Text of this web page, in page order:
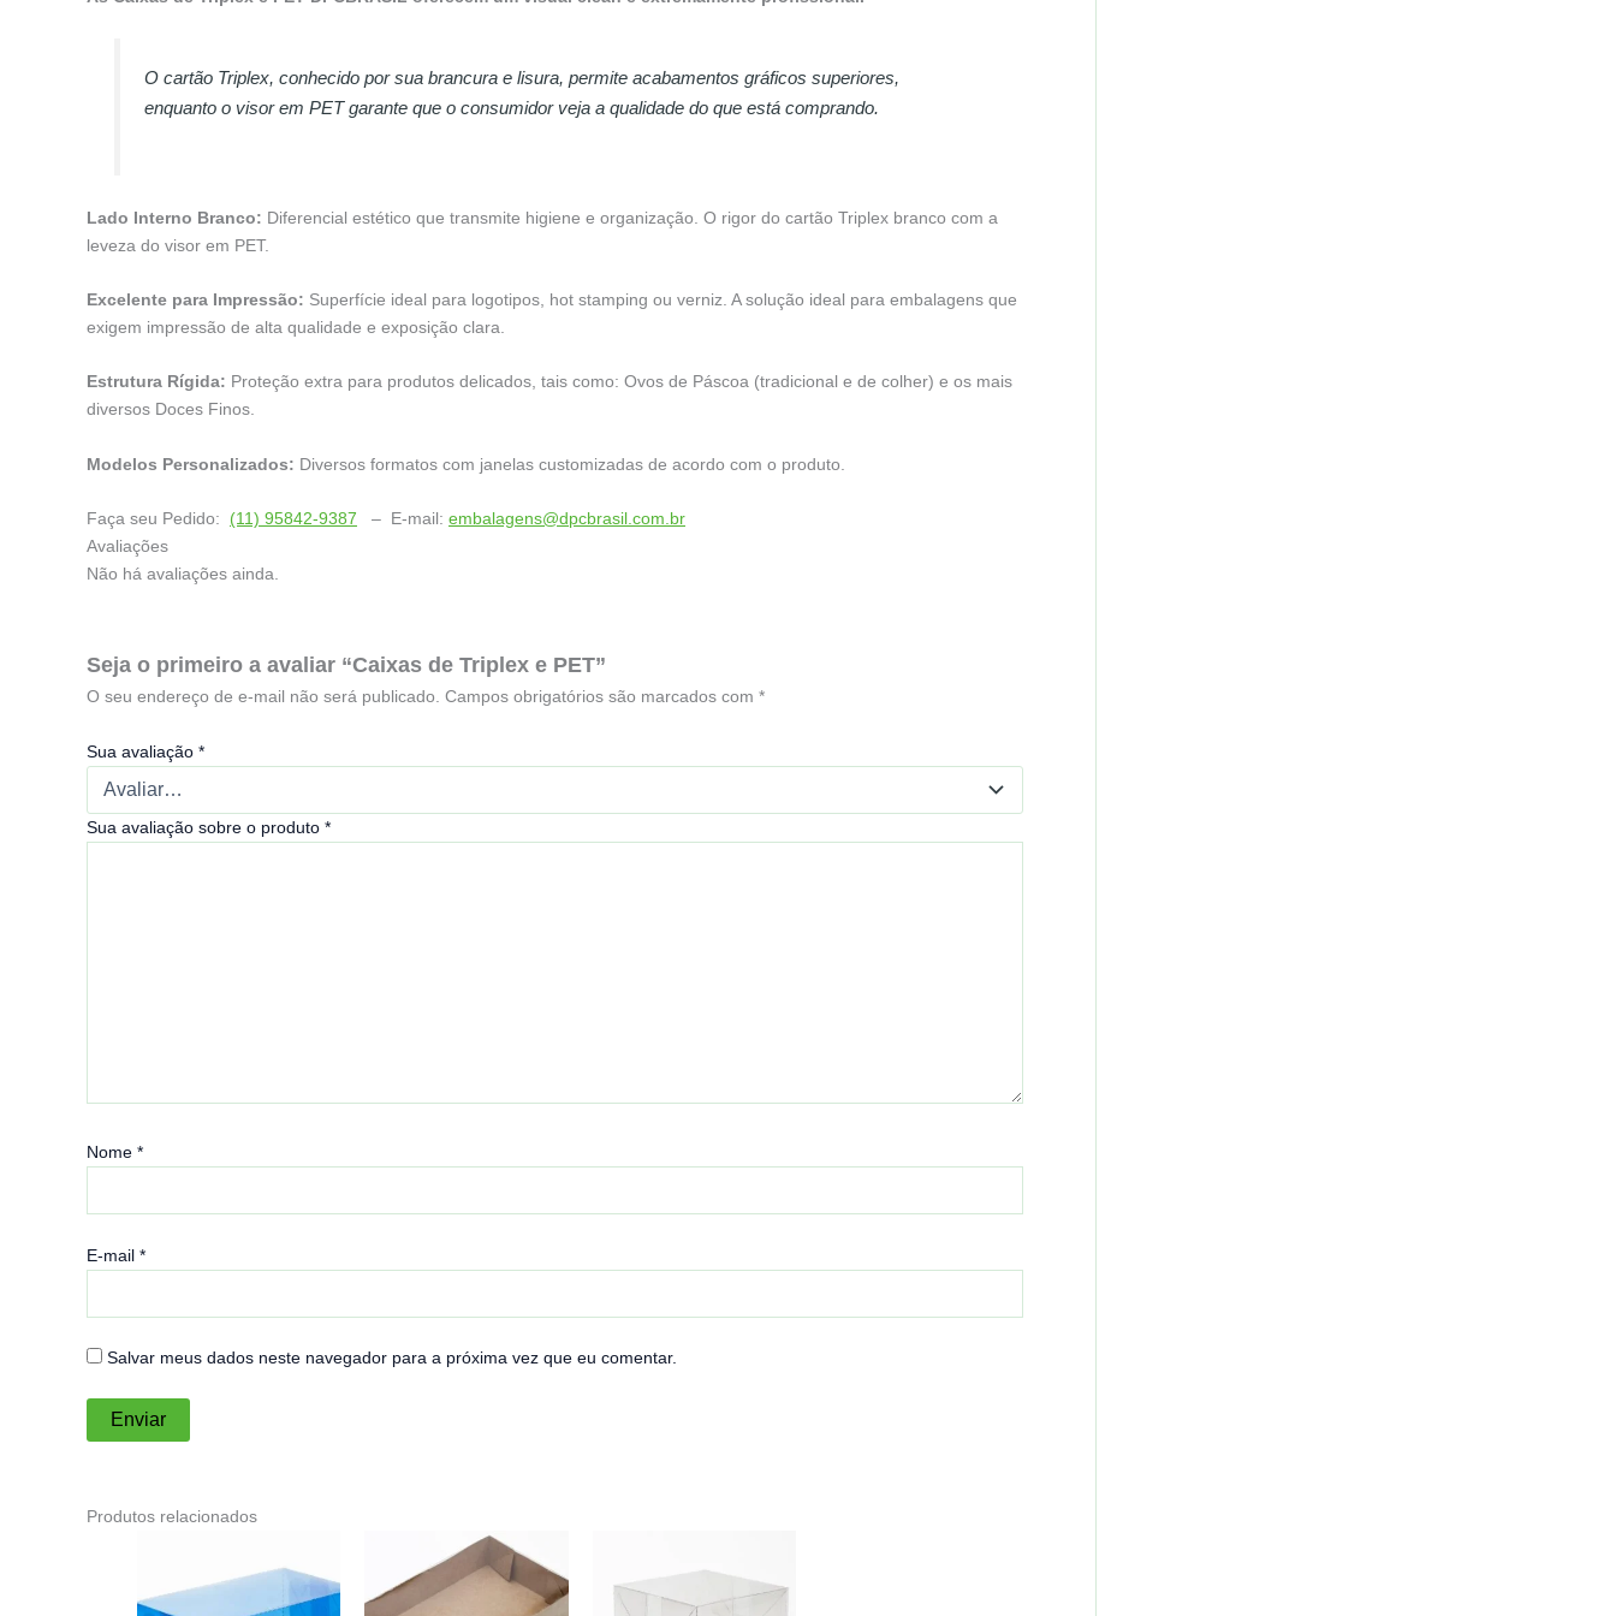
O cartão Triplex, conhecido por sua brancura e lisura, permite acabamentos gráficos superiores,
enquanto o visor em PET garante que o consumidor veja a qualidade do que está comprando.
Lado Interno Branco: Diferencial estético que transmite higiene e organização. O rigor do cartão Triplex branco com a
leveza do visor em PET.
Excelente para Impressão: Superfície ideal para logotipos, hot stamping ou verniz. A solução ideal para embalagens que
exigem impressão de alta qualidade e exposição clara.
Estrutura Rígida: Proteção extra para produtos delicados, tais como: Ovos de Páscoa (tradicional e de colher) e os mais
diversos Doces Finos.
Modelos Personalizados: Diversos formatos com janelas customizadas de acordo com o produto.
Faça seu Pedido: (11) 95842-9387 – E-mail: embalagens@dpcbrasil.com.br
Avaliações
Não há avaliações ainda.
Seja o primeiro a avaliar “Caixas de Triplex e PET”
O seu endereço de e-mail não será publicado. Campos obrigatórios são marcados com *
Sua avaliação *
Sua avaliação sobre o produto *
Nome *
E-mail *
Salvar meus dados neste navegador para a próxima vez que eu comentar.
Produtos relacionados